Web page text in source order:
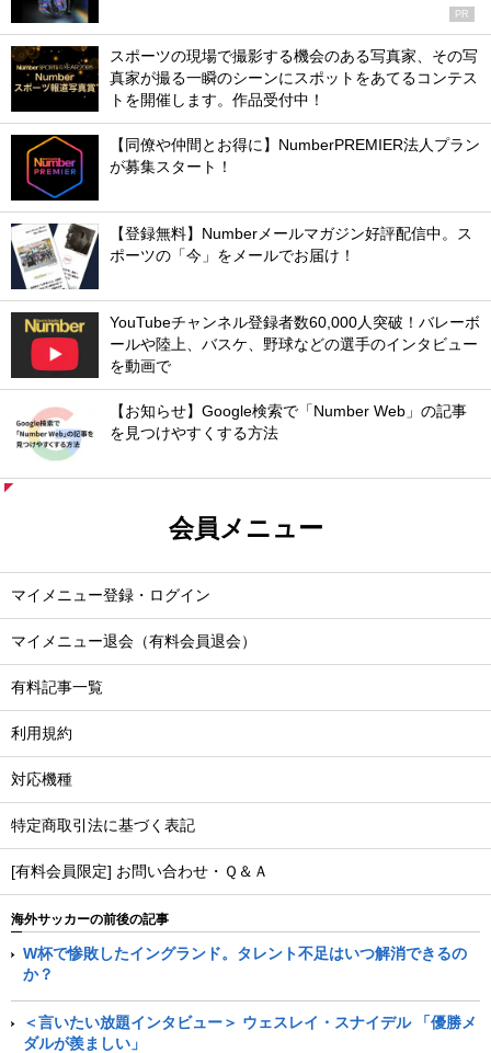
PR
スポーツの現場で撮影する機会のある写真家、その写
真家が撮る一瞬のシーンにスポットをあてるコンテス
トを開催します。作品受付中！
【同僚や仲間とお得に】NumberPREMIER法人プラン
が募集スタート！
【登録無料】Numberメールマガジン好評配信中。ス
ポーツの「今」をメールでお届け！
YouTubeチャンネル登録者数60,000人突破！バレーボ
ールや陸上、バスケ、野球などの選手のインタビュー
を動画で
【お知らせ】Google検索で「Number Web」の記事
を見つけやすくする方法
会員メニュー
マイメニュー登録・ログイン
マイメニュー退会（有料会員退会）
有料記事一覧
利用規約
対応機種
特定商取引法に基づく表記
[有料会員限定] お問い合わせ・Ｑ＆Ａ
海外サッカーの前後の記事
W杯で惨敗したイングランド。タレント不足はいつ解消できるの
か？
＜言いたい放題インタビュー＞ ウェスレイ・スナイデル 「優勝メ
ダルが羨ましい」